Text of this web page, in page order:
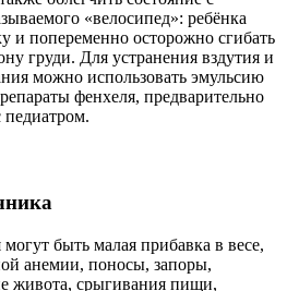
«велосипед»: ребёнка
и попеременно осторожно сгибать
груди. Для устранения вздутия и
можно использовать эмульсию
фенхеля, предварительно
педиатром.
быть малая прибавка в весе,
анемии, поносы, запоры,
живота, срыгивания пищи,